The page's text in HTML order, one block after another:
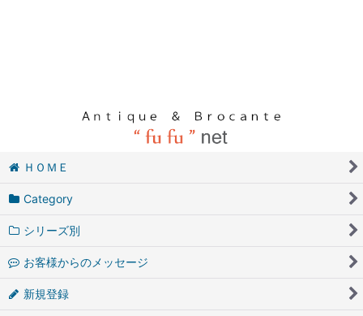
ＨＯＭＥ
Category
シリーズ別
お客様からのメッセージ
新規登録